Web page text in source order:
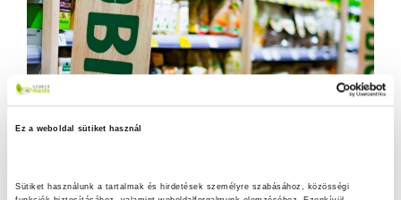
Ez a weboldal sütiket használ
Sütiket használunk a tartalmak és hirdetések személyre szabásához, közösségi